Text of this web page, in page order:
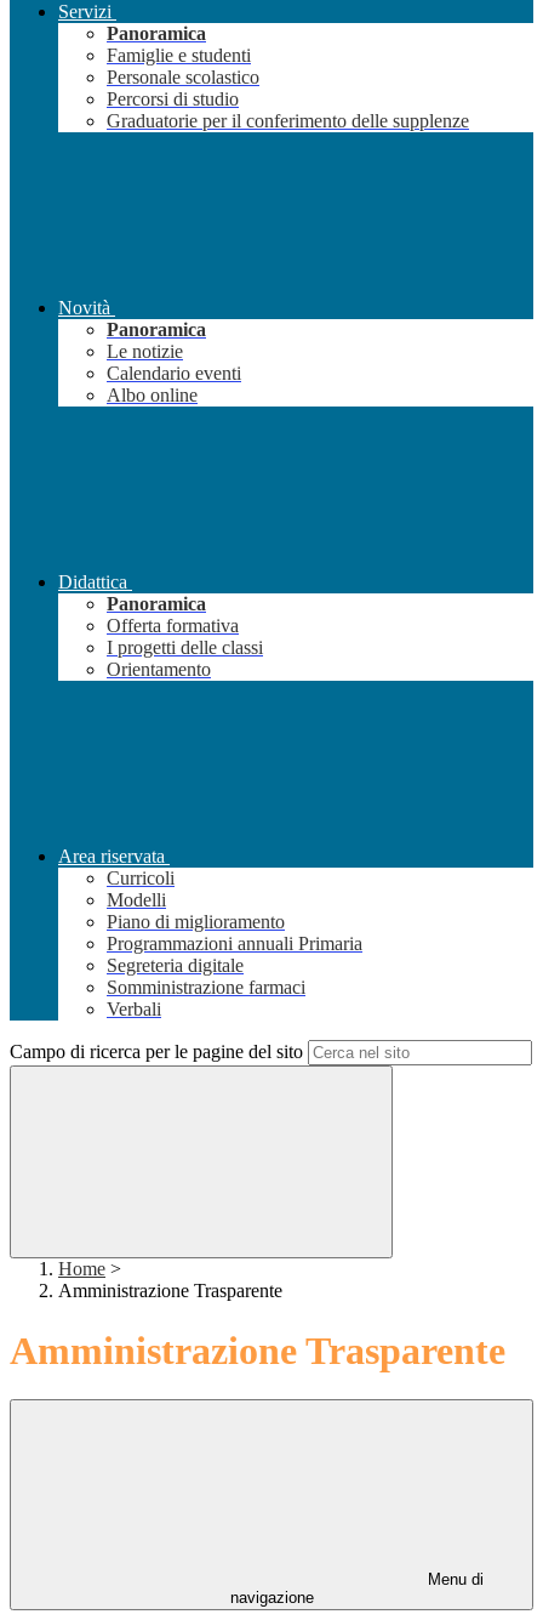
Servizi
Panoramica
Famiglie e studenti
Personale scolastico
Percorsi di studio
Graduatorie per il conferimento delle supplenze
Novità
Panoramica
Le notizie
Calendario eventi
Albo online
Didattica
Panoramica
Offerta formativa
I progetti delle classi
Orientamento
Area riservata
Curricoli
Modelli
Piano di miglioramento
Programmazioni annuali Primaria
Segreteria digitale
Somministrazione farmaci
Verbali
Campo di ricerca per le pagine del sito
Home >
Amministrazione Trasparente
Amministrazione Trasparente
Menu di
navigazione